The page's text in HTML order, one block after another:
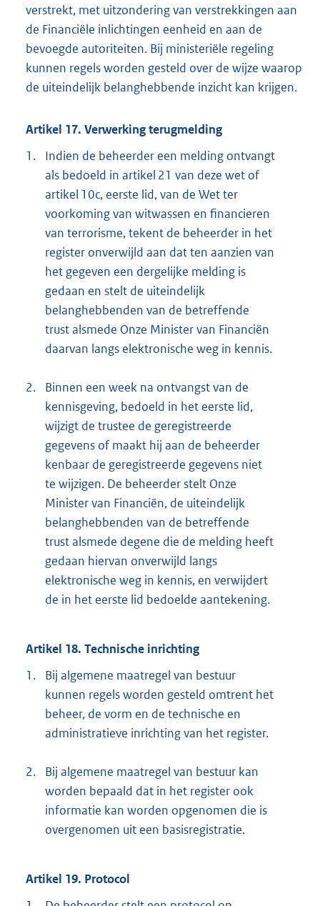
verstrekt, met uitzondering van verstrekkingen aan
de Financiële inlichtingen eenheid en aan de
bevoegde autoriteiten. Bij ministeriële regeling
kunnen regels worden gesteld over de wijze waarop
de uiteindelijk belanghebbende inzicht kan krijgen.
Artikel 17. Verwerking terugmelding
1.
Indien de beheerder een melding ontvangt
als bedoeld in artikel 21 van deze wet of
artikel 10c, eerste lid, van de Wet ter
voorkoming van witwassen en financieren
van terrorisme, tekent de beheerder in het
register onverwijld aan dat ten aanzien van
het gegeven een dergelijke melding is
gedaan en stelt de uiteindelijk
belanghebbenden van de betreffende
trust alsmede Onze Minister van Financiën
daarvan langs elektronische weg in kennis.
2.
Binnen een week na ontvangst van de
kennisgeving, bedoeld in het eerste lid,
wijzigt de trustee de geregistreerde
gegevens of maakt hij aan de beheerder
kenbaar de geregistreerde gegevens niet
te wijzigen. De beheerder stelt Onze
Minister van Financiën, de uiteindelijk
belanghebbenden van de betreffende
trust alsmede degene die de melding heeft
gedaan hiervan onverwijld langs
elektronische weg in kennis, en verwijdert
de in het eerste lid bedoelde aantekening.
Artikel 18. Technische inrichting
1.
Bij algemene maatregel van bestuur
kunnen regels worden gesteld omtrent het
beheer, de vorm en de technische en
administratieve inrichting van het register.
2.
Bij algemene maatregel van bestuur kan
worden bepaald dat in het register ook
informatie kan worden opgenomen die is
overgenomen uit een basisregistratie.
Artikel 19. Protocol